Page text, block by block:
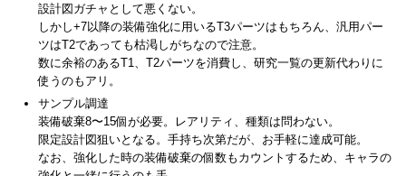
設計図ガチャとして悪くない。
しかし+7以降の装備強化に用いるT3パーツはもちろん、汎用パー
ツはT2であっても枯渇しがちなので注意。
数に余裕のあるT1、T2パーツを消費し、研究一覧の更新代わりに
使うのもアリ。
サンプル調達
装備破棄8〜15個が必要。レアリティ、種類は問わない。
限定設計図狙いとなる。手持ち次第だが、お手軽に達成可能。
なお、強化した時の装備破棄の個数もカウントするため、キャラの